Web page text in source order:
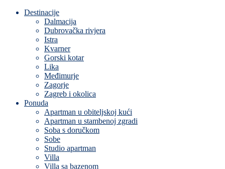
Destinacije
Dalmacija
Dubrovačka rivjera
Istra
Kvarner
Gorski kotar
Lika
Međimurje
Zagorje
Zagreb i okolica
Ponuda
Apartman u obiteljskoj kući
Apartman u stambenoj zgradi
Soba s doručkom
Sobe
Studio apartman
Villa
Villa sa bazenom